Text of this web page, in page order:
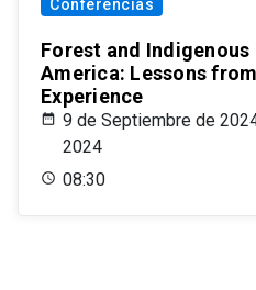
Conferencias
Forest and
America: Lessons
Experience
9 de Septiembre de
2024
08:30